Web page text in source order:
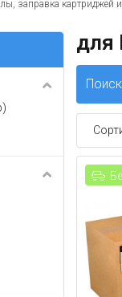
заправка картриджей
для